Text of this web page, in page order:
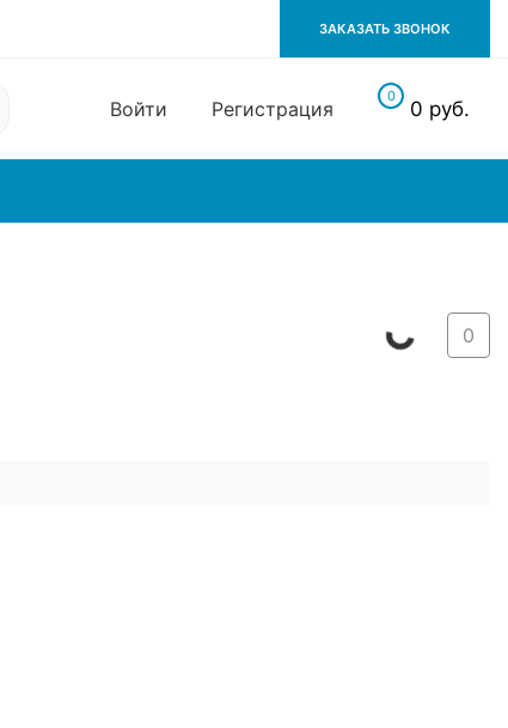
ЗАКАЗАТЬ ЗВОНОК
Войти Регистрация
0
0 руб.
0